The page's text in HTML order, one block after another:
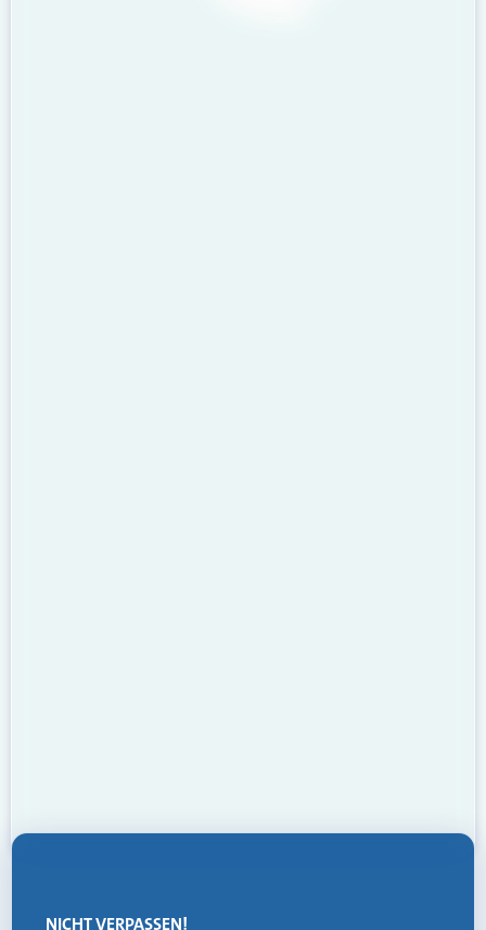
NICHT VERPASSEN!